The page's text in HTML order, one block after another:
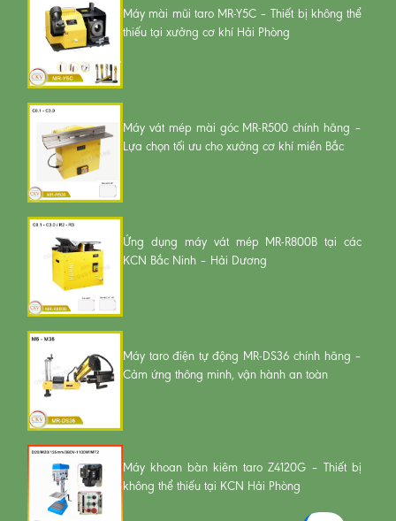
Máy mài mũi taro MR-Y5C – Thiết bị không thể
thiếu tại xưởng cơ khí Hải Phòng
Máy vát mép mài góc MR-R500 chính hãng –
Lựa chọn tối ưu cho xưởng cơ khí miền Bắc
Ứng dụng máy vát mép MR-R800B tại các
KCN Bắc Ninh – Hải Dương
Máy taro điện tự động MR-DS36 chính hãng –
Cảm ứng thông minh, vận hành an toàn
Máy khoan bàn kiêm taro Z4120G – Thiết bị
không thể thiếu tại KCN Hải Phòng